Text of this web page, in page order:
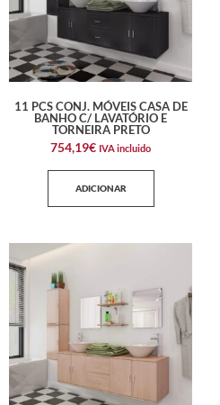
11 PCS CONJ. MÓVEIS CASA DE
BANHO C/ LAVATÓRIO E
TORNEIRA PRETO
754,19€ IVA incluido
ADICIONAR